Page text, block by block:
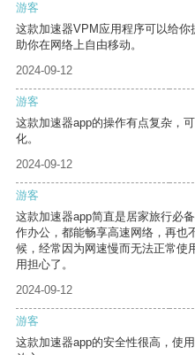
游客
这款加速器VPM应用程序可以给
助你在网络上自由移动。
2024-09-12
游客
这款加速器app的操作有点复杂，
化。
2024-09-12
游客
这款加速器app简直是居家旅行必
作办公，都能畅享高速网络，再也
候，经常因为网速慢而无法正常使
用担心了。
2024-09-12
游客
这款加速器app的安全性很高，使